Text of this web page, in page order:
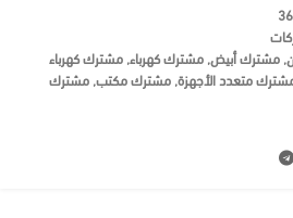
,مشترك أبيض,مشترك كهرباء,مشترك كهرباء
متعدد الأجهزة,مشترك مكتب,مشترك